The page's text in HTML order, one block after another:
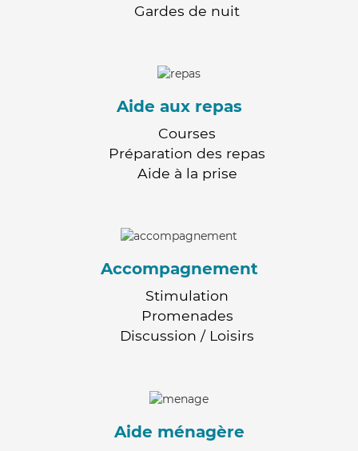
Gardes de nuit
Aide aux repas
Courses
Préparation des repas
Aide à la prise
Accompagnement
Stimulation
Promenades
Discussion / Loisirs
Aide ménagère